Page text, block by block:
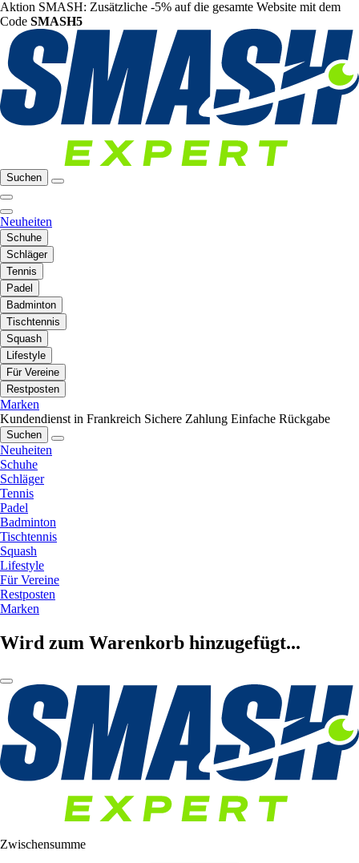
Aktion SMASH: Zusätzliche -5% auf die gesamte Website mit dem
Code SMASH5
Suchen
Neuheiten
Schuhe
Schläger
Tennis
Padel
Badminton
Tischtennis
Squash
Lifestyle
Für Vereine
Restposten
Marken
Kundendienst in Frankreich Sichere Zahlung Einfache Rückgabe
Suchen
Neuheiten
Schuhe
Schläger
Tennis
Padel
Badminton
Tischtennis
Squash
Lifestyle
Für Vereine
Restposten
Marken
Wird zum Warenkorb hinzugefügt...
Zwischensumme